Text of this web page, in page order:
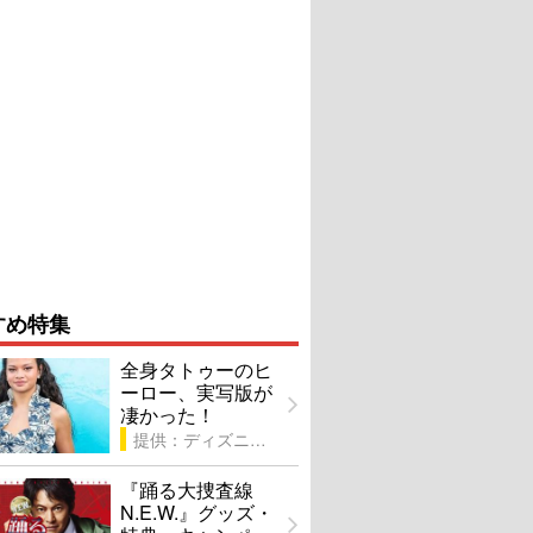
特集
全身タトゥーのヒ
ーロー、実写版が
凄かった！
提供：ディズニー
『踊る大捜査線
N.E.W.』グッズ・